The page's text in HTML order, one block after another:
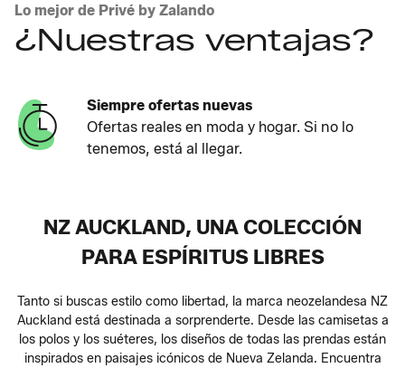
Lo mejor de Privé by Zalando
¿Nuestras ventajas?
Siempre ofertas nuevas
Ofertas reales en moda y hogar. Si no lo
tenemos, está al llegar.
NZ AUCKLAND, UNA COLECCIÓN
PARA ESPÍRITUS LIBRES
Tanto si buscas estilo como libertad, la marca neozelandesa NZ
Auckland está destinada a sorprenderte. Desde las camisetas a
los polos y los suéteres, los diseños de todas las prendas están
inspirados en paisajes icónicos de Nueva Zelanda. Encuentra